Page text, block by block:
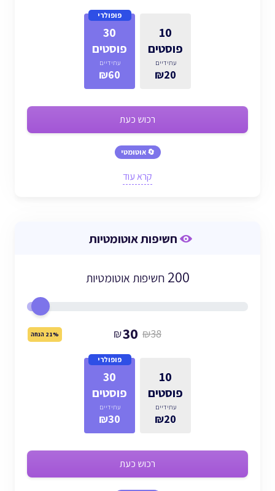
10
פוסטים
עתידיים
₪20
30
פוסטים
עתידיים
₪60
פופולרי
רכוש כעת
🔄 אוטומטי
קרא עוד
חשיפות אוטומטיות
200 חשיפות אוטומטיות
₪30 ₪38 21% הנחה
10
פוסטים
עתידיים
₪20
30
פוסטים
עתידיים
₪30
פופולרי
רכוש כעת